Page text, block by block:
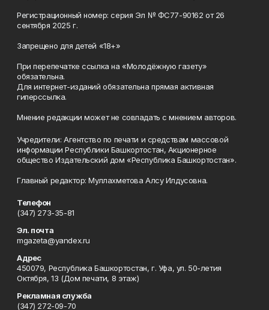
Регистрационный номер: серия Эл № ФС77-90162 от 26
сентября 2025 г.
Запрещено для детей «18+»
При перепечатке ссылка на «Молодёжную газету»
обязательна.
Для интернет-изданий обязательна прямая активная
гиперссылка.
Мнение редакции может не совпадать с мнением авторов.
Учредители: Агентство по печати и средствам массовой
информации Республики Башкортостан, Акционерное
общество Издательский дом «Республика Башкортостан».
Главный редактор: Муллахметова Алсу Илдусовна.
Телефон
(347) 273-35-81
Эл. почта
mgazeta@yandex.ru
Адрес
450079, Республика Башкортостан, г. Уфа, ул. 50-летия
Октября, 13 (Дом печати, 8 этаж)
Рекламная служба
(347) 272-09-70